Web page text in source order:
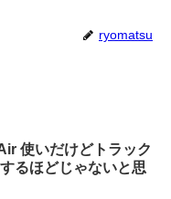
ryomatsu
使いだけどトラック
るほどじゃないと思